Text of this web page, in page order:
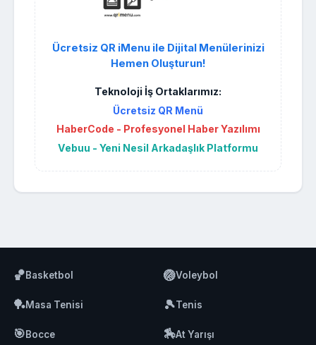
Ücretsiz QR iMenu ile Dijital Menülerinizi
Hemen Oluşturun!
Teknoloji İş Ortaklarımız:
Ücretsiz QR Menü
HaberCode - Profesyonel Haber Yazılımı
Vebuu - Yeni Nesil Arkadaşlık Platformu
🏀Basketbol 🏐Voleybol
🏓Masa Tenisi 🎾Tenis
🎯Bocce 🏇At Yarışı